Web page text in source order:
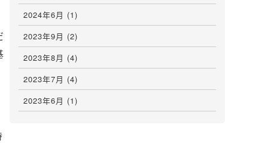
2024年6月 (1)
2023年9月 (2)
2023年8月 (4)
2023年7月 (4)
2023年6月 (1)